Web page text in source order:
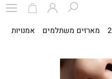
מארזים משתלמים אמנויות